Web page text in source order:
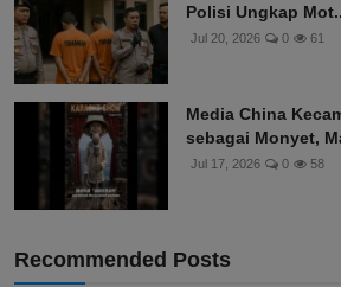
Polisi Ungkap
Jul 20, 2026 0 61
Media China
sebagai Monyet,
Jul 17, 2026 0 58
Recommended Posts